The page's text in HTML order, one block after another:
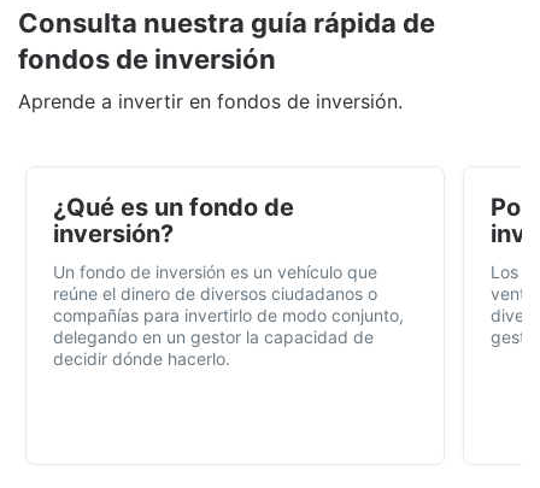
Consulta nuestra guía rápida de
fondos de inversión
Aprende a invertir en fondos de inversión.
¿Qué es un fondo de
inversión?
Un fondo de inversión es un vehículo que
reúne el dinero de diversos ciudadanos o
compañías para invertirlo de modo conjunto,
delegando en un gestor la capacidad de
decidir dónde hacerlo.
Por
Los